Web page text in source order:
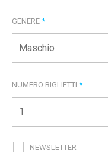
GENERE *
NUMERO BIGLIETTI *
NEWSLETTER